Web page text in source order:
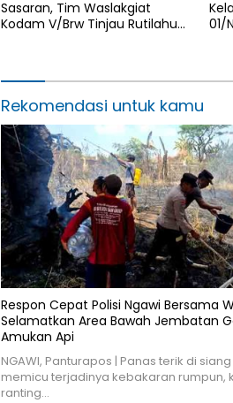
Sasaran, Tim Waslakgiat
Kodam V/Brw Tinjau Rutilahu
01/
Rekomendasi untuk kamu
Respon Cepat Polisi Ngawi Bersama
Selamatkan Area Bawah Jembatan
Amukan Api
NGAWI, Panturapos | Panas terik di
memicu terjadinya kebakaran rumpun,
ranting…